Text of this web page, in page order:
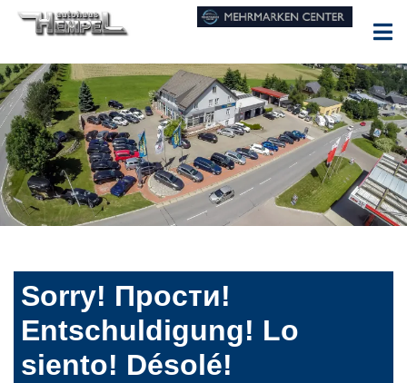
Sorry! Прости!
Entschuldigung! Lo
siento! Désolé!